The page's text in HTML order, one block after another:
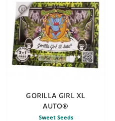
GORILLA GIRL XL
AUTO®
Sweet Seeds